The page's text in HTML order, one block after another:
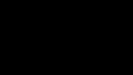
เฟอร์นิเจอร์ตุ๊กตา “
ในหัวเลย แต่พอเรา
โพสต์ของเล่นลงก
วางแต่ของมันก็ไม่น่